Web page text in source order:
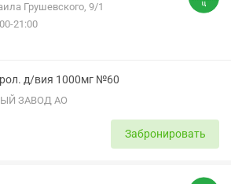
Грушевского, 9/1
21:00
д/вия 1000мг №60
ЗАВОД АО
Забронировать